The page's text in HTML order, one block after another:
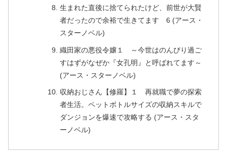
生まれた直後に捨てられたけど、前世が大賢
者だったので余裕で生きてます 6 (アース・
スターノベル)
織田家の悪役令嬢１ ～今世はのんびり過ご
すはずがなぜか『女孔明』と呼ばれてます～
(アース・スターノベル)
収納おじさん【修羅】１ 再就職で夢の探索
者生活。ペットボトルサイズの収納スキルで
ダンジョンを爆速で攻略する (アース・スタ
ーノベル)